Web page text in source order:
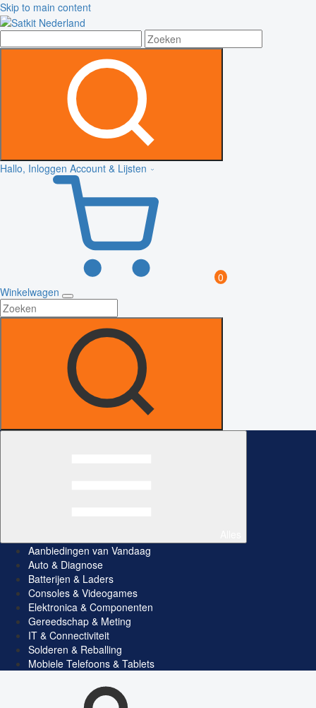
Skip to main content
Hallo, Inloggen Account & Lijsten
0
Winkelwagen
Aanbiedingen van Vandaag
Auto & Diagnose
Batterijen & Laders
Consoles & Videogames
Elektronica & Componenten
Gereedschap & Meting
IT & Connectiviteit
Solderen & Reballing
Mobiele Telefoons & Tablets